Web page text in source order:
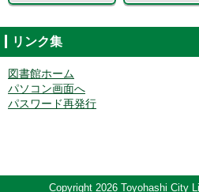
リンク集
図書館ホーム
パソコン画面へ
パスワード再発行
Copyright 2026 Toyohashi City